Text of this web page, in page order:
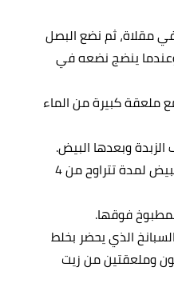
مقلاة، ثم نضع البصل
6 دقائق، وعندما ينضج نضعه في
ملعقة كبيرة من الماء
الزبدة وبعدها البيض.
نستمر بالتحريك حتى ينضج البيض لمدة تتراوح من 4
فوقها.
الذي يحضر بخلط
وملعقتين من زيت